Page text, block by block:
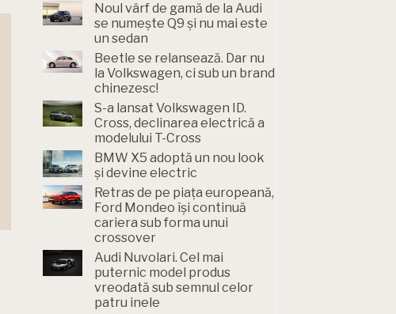
Noul vârf de gamă de la Audi
se numește Q9 și nu mai este
un sedan
Beetle se relansează. Dar nu
la Volkswagen, ci sub un brand
chinezesc!
S-a lansat Volkswagen ID.
Cross, declinarea electrică a
modelului T-Cross
BMW X5 adoptă un nou look
și devine electric
Retras de pe piața europeană,
Ford Mondeo își continuă
cariera sub forma unui
crossover
Audi Nuvolari. Cel mai
puternic model produs
vreodată sub semnul celor
patru inele